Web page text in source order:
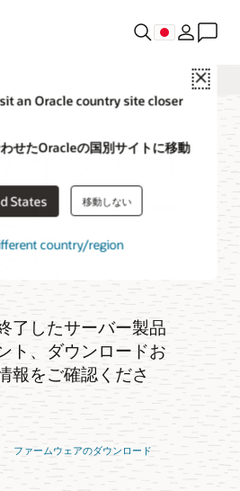
Close
an Oracle country site closer
せたOracleの国別サイトに移動
States 移動しない
country/region
イクルが
ーバー
照
了したサーバー製品
ト、ダウンロードお
報をご確認くださ
ファームウェアのダウンロード